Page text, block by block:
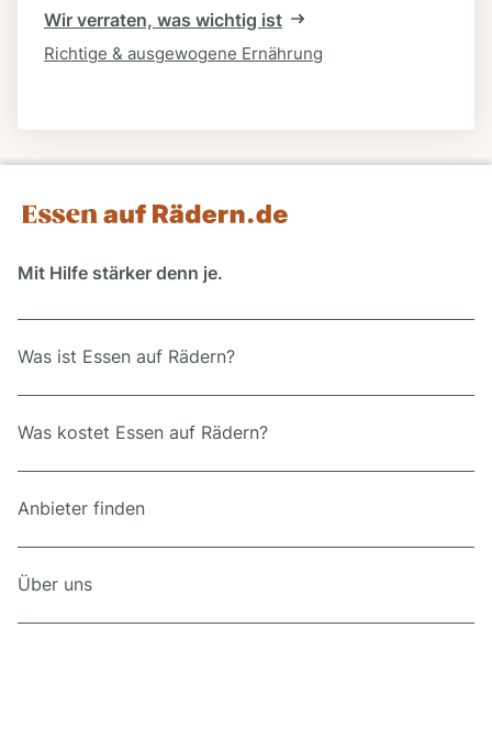
Wir verraten, was wichtig ist
Richtige & ausgewogene Ernährung
Mit Hilfe stärker denn je.
Was ist Essen auf Rädern?
Was kostet Essen auf Rädern?
Anbieter finden
Über uns